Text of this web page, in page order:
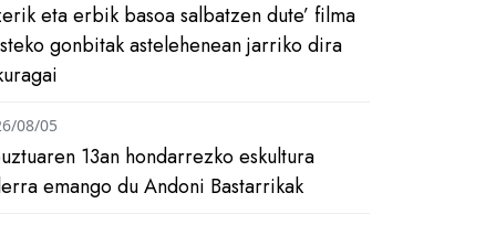
eta erbik basoa salbatzen dute’ filma
gonbitak astelehenean jarriko dira
13an hondarrezko eskultura
emango du Andoni Bastarrikak
08/05